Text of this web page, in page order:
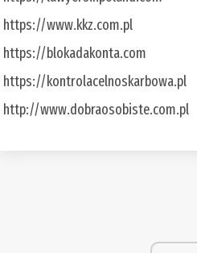
https://www.kkz.com.pl
https://blokadakonta.com
https://kontrolacelnoskarbowa.pl
http://www.dobraosobiste.com.pl